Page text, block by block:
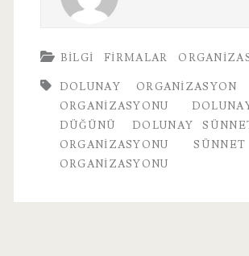
BILGI FIRMALAR
DOLUNAY ORGANIZASYON
ORGANIZASYONU
DÜĞÜNÜ
DOLUNAY
ORGANIZASYONU
ORGANIZASYONU